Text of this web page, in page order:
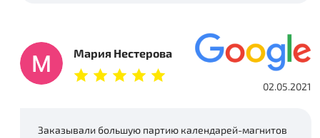
Мария Нестерова
02.05.2021
Заказывали большую партию календарей-магнитов